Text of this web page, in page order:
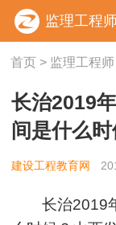
监理工程
首页> 监理工程师
长治2019
间是什么时
建设工程教育网
长治2019年